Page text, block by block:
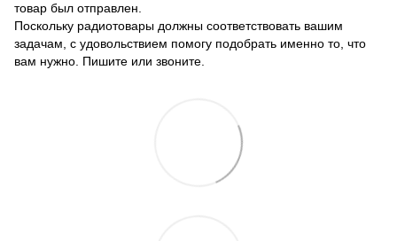
товар был отправлен.
Поскольку радиотовары должны соответствовать вашим
задачам, с удовольствием помогу подобрать именно то, что
вам нужно. Пишите или звоните.